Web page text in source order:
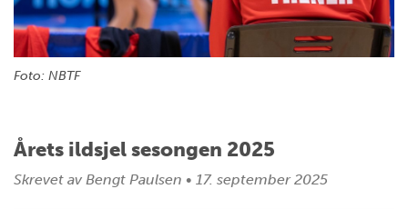
Foto: NBTF
Årets ildsjel sesongen 2025
Skrevet av Bengt Paulsen • 17. september 2025